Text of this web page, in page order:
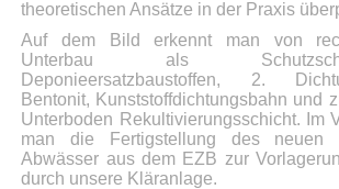
theoretischen Ansätze in der Praxis
Auf dem Bild erkennt man von
Unterbau als
Deponieersatzbaustoffen, 2.
Bentonit, Kunststoffdichtungsbahn und
Unterboden Rekultivierungsschicht. Im
man die Fertigstellung des neuen
Abwässer aus dem EZB zur
durch unsere Kläranlage.